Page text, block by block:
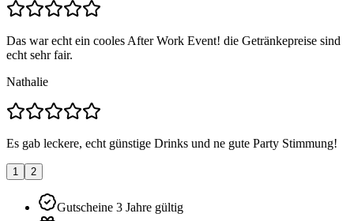
Das war echt ein cooles After Work Event! die Getränkepreise sind
echt sehr fair.
Nathalie
Es gab leckere, echt günstige Drinks und ne gute Party Stimmung!
1 2
Gutscheine 3 Jahre gültig